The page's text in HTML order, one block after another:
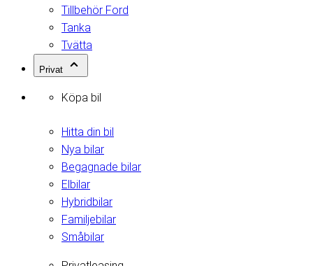
Tillbehör Ford
Tanka
Tvätta
Privat
Köpa bil
Hitta din bil
Nya bilar
Begagnade bilar
Elbilar
Hybridbilar
Familjebilar
Småbilar